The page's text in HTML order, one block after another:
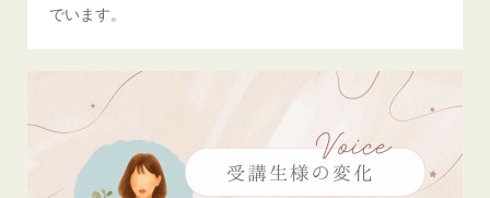
でいます。